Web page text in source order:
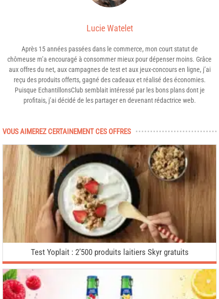
Lucie Watelet
Après 15 années passées dans le commerce, mon court statut de
chômeuse m’a encouragé à consommer mieux pour dépenser moins. Grâce
aux offres du net, aux campagnes de test et aux jeux-concours en ligne, j’ai
reçu des produits offerts, gagné des cadeaux et réalisé des économies.
Puisque EchantillonsClub semblait intéressé par les bons plans dont je
profitais, j’ai décidé de les partager en devenant rédactrice web.
VOUS AIMEREZ CERTAINEMENT CES OFFRES
Test Yoplait : 2’500 produits laitiers Skyr gratuits